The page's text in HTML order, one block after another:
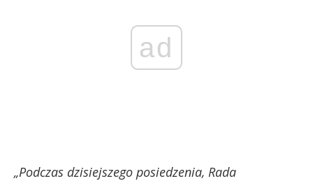
ad
„Podczas dzisiejszego posiedzenia, Rada